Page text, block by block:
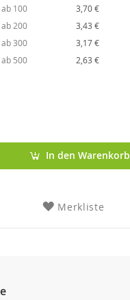
ab 100
3,70 €
ab 200
3,43 €
ab 300
3,17 €
ab 500
2,63 €
In den Warenkorb
Merkliste